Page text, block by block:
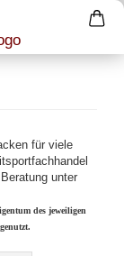
für viele
unter
des jeweiligen